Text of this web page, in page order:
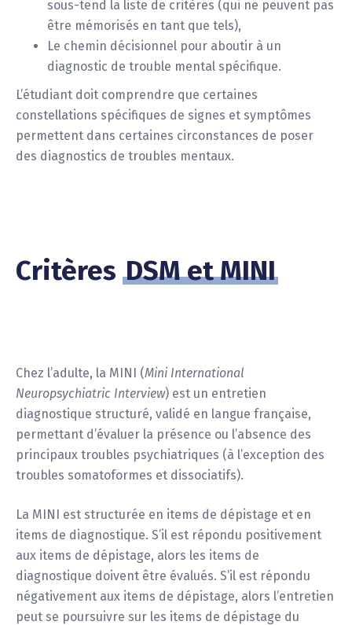
sous-tend la liste de critères (qui ne peuvent pas
être mémorisés en tant que tels),
Le chemin décisionnel pour aboutir à un
diagnostic de trouble mental spécifique.
L’étudiant doit comprendre que certaines
constellations spécifiques de signes et symptômes
permettent dans certaines circonstances de poser
des diagnostics de troubles mentaux.
Critères DSM et MINI
Chez l’adulte, la MINI (Mini International
Neuropsychiatric Interview) est un entretien
diagnostique structuré, validé en langue française,
permettant d’évaluer la présence ou l’absence des
principaux troubles psychiatriques (à l’exception des
troubles somatoformes et dissociatifs).
La MINI est structurée en items de dépistage et en
items de diagnostique. S’il est répondu positivement
aux items de dépistage, alors les items de
diagnostique doivent être évalués. S’il est répondu
négativement aux items de dépistage, alors l’entretien
peut se poursuivre sur les items de dépistage du